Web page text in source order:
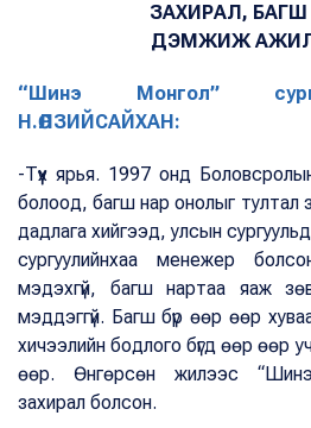
ЗАХИРАЛ,
ДЭМЖИЖ
“Шинэ Монгол”
Н.ӨЛЗИЙСАЙХАН:
-Түүх ярья. 1997 онд
болоод, багш нар онолыг тултал
дадлага хийгээд, улсын
сургуулийнхаа менежер
мэдэхгүй, багш нартаа яаж
мэддэггүй. Багш бүр өөр өөр
хичээлийн бодлого бүгд өөр өөр
өөр. Өнгөрсөн жилээс “Шинэ
захирал болсон.